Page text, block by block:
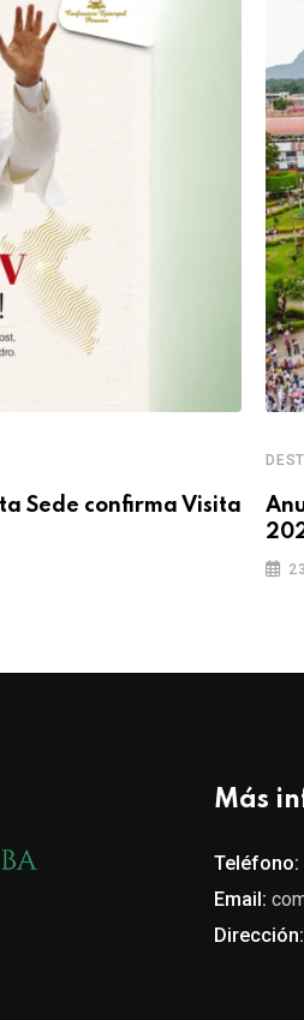
Sede confirma Visita
Más
Teléfono:
Email:
Dirección: